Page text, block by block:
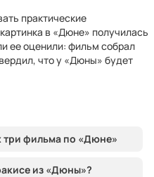
практические
в «Дюне» получилась
ее оценили: фильм собрал
что у «Дюны» будет
три фильма по «Дюне»
из «Дюны»?